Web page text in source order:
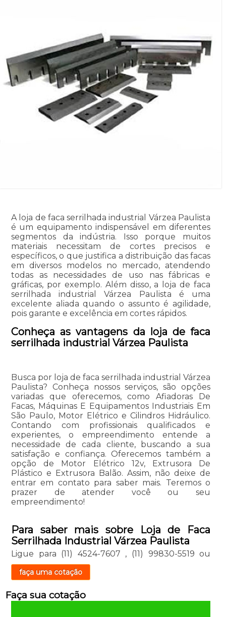
A loja de faca serrilhada industrial Várzea Paulista
é um equipamento indispensável em diferentes
segmentos da indústria. Isso porque muitos
materiais necessitam de cortes precisos e
específicos, o que justifica a distribuição das facas
em diversos modelos no mercado, atendendo
todas as necessidades de uso nas fábricas e
gráficas, por exemplo. Além disso, a loja de faca
serrilhada industrial Várzea Paulista é uma
excelente aliada quando o assunto é agilidade,
pois garante e excelência em cortes rápidos.
Conheça as vantagens da loja de faca
serrilhada industrial Várzea Paulista
Busca por loja de faca serrilhada industrial Várzea
Paulista? Conheça nossos serviços, são opções
variadas que oferecemos, como Afiadoras De
Facas, Máquinas E Equipamentos Industriais Em
São Paulo, Motor Elétrico e Cilindros Hidráulico.
Contando com profissionais qualificados e
experientes, o empreendimento entende a
necessidade de cada cliente, buscando a sua
satisfação e confiança. Oferecemos também a
opção de Motor Elétrico 12v, Extrusora De
Plástico e Extrusora Balão. Assim, não deixe de
entrar em contato para saber mais. Teremos o
prazer de atender você ou seu
empreendimento!
Para saber mais sobre Loja de Faca
Serrilhada Industrial Várzea Paulista
Ligue para (11) 4524-7607 , (11) 99830-5519 ou
faça uma cotação
Faça sua cotação